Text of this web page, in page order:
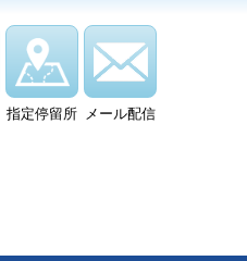
指定停留所 メール配信